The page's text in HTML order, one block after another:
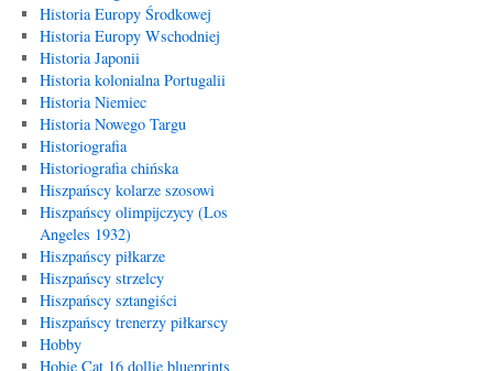
Historia Europy Środkowej
Historia Europy Wschodniej
Historia Japonii
Historia kolonialna Portugalii
Historia Niemiec
Historia Nowego Targu
Historiografia
Historiografia chińska
Hiszpańscy kolarze szosowi
Hiszpańscy olimpijczycy (Los
Angeles 1932)
Hiszpańscy piłkarze
Hiszpańscy strzelcy
Hiszpańscy sztangiści
Hiszpańscy trenerzy piłkarscy
Hobby
Hobie Cat 16 dollie blueprints